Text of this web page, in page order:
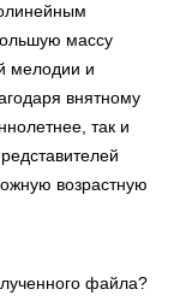
массу
мелодии и
внятному
так и
возрастную
файла?